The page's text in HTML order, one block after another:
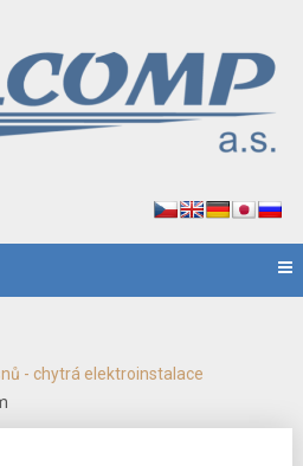
- chytrá elektroinstalace